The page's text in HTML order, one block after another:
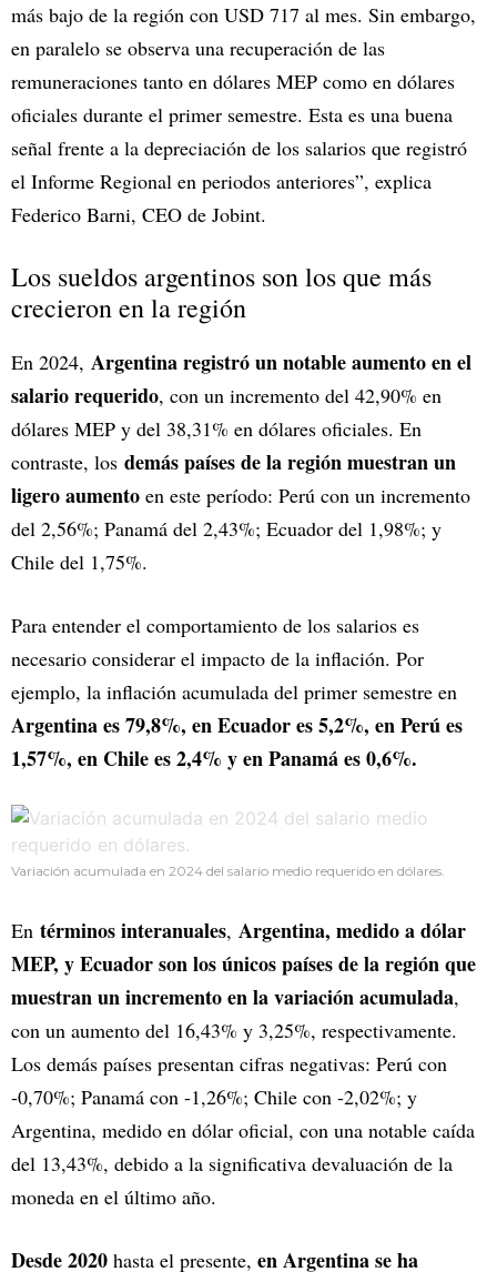
más bajo de la región con USD 717 al mes. Sin embargo,
en paralelo se observa una recuperación de las
remuneraciones tanto en dólares MEP como en dólares
oficiales durante el primer semestre. Esta es una buena
señal frente a la depreciación de los salarios que registró
el Informe Regional en periodos anteriores”, explica
Federico Barni, CEO de Jobint.
Los sueldos argentinos son los que más
crecieron en la región
En 2024, Argentina registró un notable aumento en el
salario requerido, con un incremento del 42,90% en
dólares MEP y del 38,31% en dólares oficiales. En
contraste, los demás países de la región muestran un
ligero aumento en este período: Perú con un incremento
del 2,56%; Panamá del 2,43%; Ecuador del 1,98%; y
Chile del 1,75%.
Para entender el comportamiento de los salarios es
necesario considerar el impacto de la inflación. Por
ejemplo, la inflación acumulada del primer semestre en
Argentina es 79,8%, en Ecuador es 5,2%, en Perú es
1,57%, en Chile es 2,4% y en Panamá es 0,6%.
Variación acumulada en 2024 del salario medio requerido en dólares.
En términos interanuales, Argentina, medido a dólar
MEP, y Ecuador son los únicos países de la región que
muestran un incremento en la variación acumulada,
con un aumento del 16,43% y 3,25%, respectivamente.
Los demás países presentan cifras negativas: Perú con
-0,70%; Panamá con -1,26%; Chile con -2,02%; y
Argentina, medido en dólar oficial, con una notable caída
del 13,43%, debido a la significativa devaluación de la
moneda en el último año.
Desde 2020 hasta el presente, en Argentina se ha